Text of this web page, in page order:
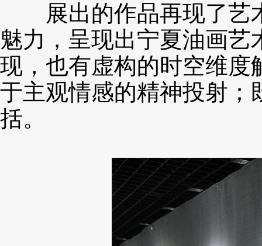
展出的作品再现了艺
魅力，呈现出宁夏油画
现，也有虚构的时空维度
于主观情感的精神投射；
括。